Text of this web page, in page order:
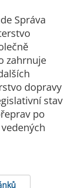
Správa
zahrnuje
dopravy
stav
po